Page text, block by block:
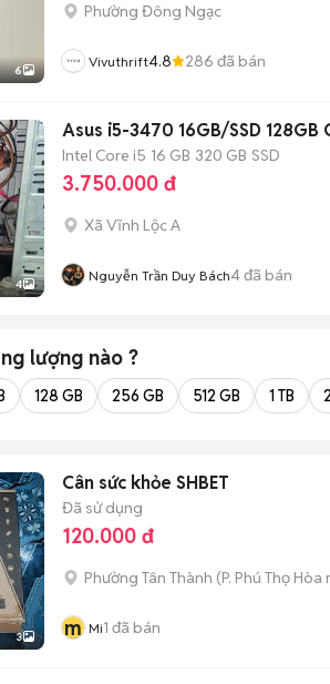
6
Phường Đông Ngạc
Vivuthrift4.8 286 đã bán
4
Asus i5-3470 16GB/SSD 128GB
Intel Core i5 16 GB 320 GB SSD
3.750.000 đ
Xã Vĩnh Lộc A
Nguyễn Trần Duy Bách4đã bán
lượng nào ?
128 GB 256 GB 512 GB 1 TB
3
Cân sức khỏe SHBET
Đã sử dụng
120.000 đ
Phường Tân Thành (P. Phú Thọ Hòa
m Mi1 đã bán